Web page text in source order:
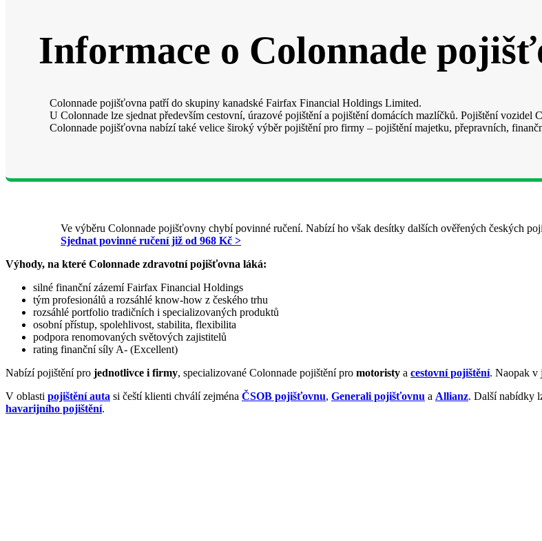
Informace o Colonnade
Colonnade pojišťovna patří do skupiny kanadské Fairfax Financial Holdings Limited.
U Colonnade lze sjednat především cestovní, úrazové pojištění a pojištění domácích mazlíčků. Pojištění vozidel
Colonnade pojišťovna nabízí také velice široký výběr pojištění pro firmy – pojištění majetku, přepravních,
Ve výběru Colonnade pojišťovny chybí povinné ručení. Nabízí ho však desítky dalších ověřených českých
Sjednat povinné ručení již od 968 Kč >
Výhody, na které Colonnade zdravotní pojišťovna láká:
silné finanční zázemí Fairfax Financial Holdings
tým profesionálů a rozsáhlé know-how z českého trhu
rozsáhlé portfolio tradičních i specializovaných produktů
osobní přístup, spolehlivost, stabilita, flexibilita
podpora renomovaných světových zajistitelů
rating finanční síly A- (Excellent)
Nabízí pojištění pro jednotlivce i firmy, specializované Colonnade pojištění pro motoristy a cestovní pojištění. Naopak v
V oblasti pojištění auta si čeští klienti chválí zejména ČSOB pojišťovnu, Generali pojišťovnu a Allianz. Další nabídky
havarijního pojištění.